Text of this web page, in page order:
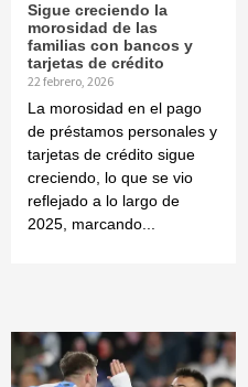
Sigue creciendo la
morosidad de las
familias con bancos y
tarjetas de crédito
22 febrero, 2026
La morosidad en el pago
de préstamos personales y
tarjetas de crédito sigue
creciendo, lo que se vio
reflejado a lo largo de
2025, marcando...